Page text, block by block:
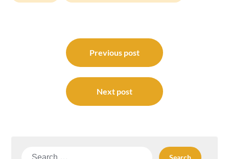
navigation
Previous post
Next post
Search